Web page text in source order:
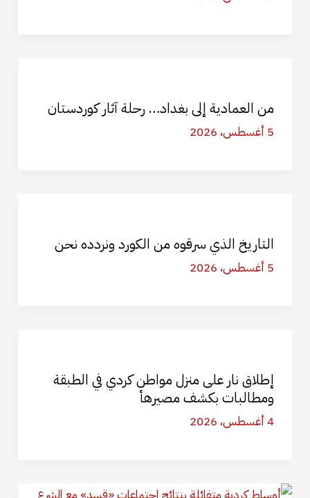
من العمادية إلى بغداد… رحلة آثار كوردستان
5 أغسطس، 2026
التاريخ الذي سرقوه من الكورد ونردده نحن
5 أغسطس، 2026
إطلاق نار على منزل مواطن كردي في الطبقة
ومطالبات بكشف مصيرهأ
4 أغسطس، 2026